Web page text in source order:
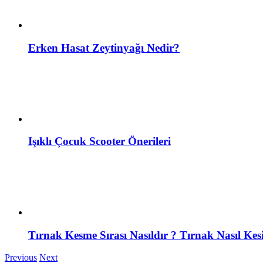
Erken Hasat Zeytinyağı Nedir?
Işıklı Çocuk Scooter Önerileri
Tırnak Kesme Sırası Nasıldır ? Tırnak Nasıl
Previous Next